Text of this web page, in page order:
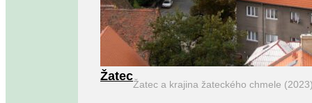
Žatec
Žatec a krajina žateckého chmele